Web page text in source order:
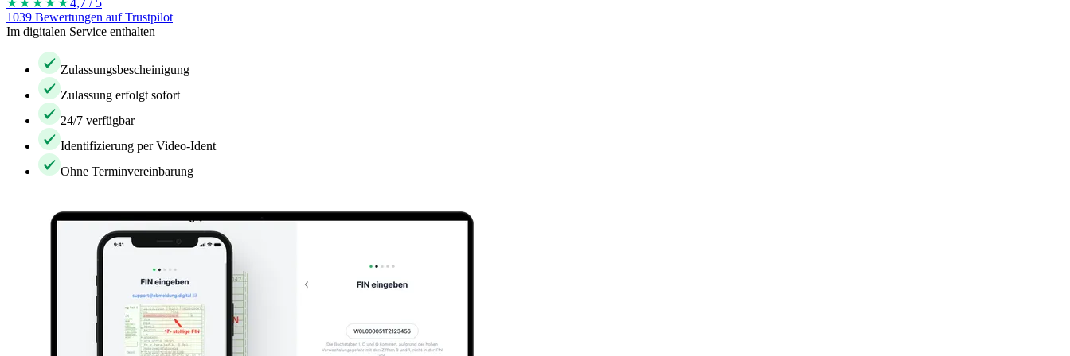
1039 Bewertungen auf Trustpilot
Im digitalen Service enthalten
Zulassungsbescheinigung
Zulassung erfolgt sofort
24/7 verfügbar
Identifizierung per Video-Ident
Ohne Terminvereinbarung